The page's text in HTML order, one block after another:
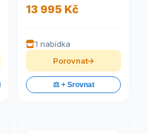
13 995 Kč
1 nabídka
Porovnat
⚖️ + Srovnat